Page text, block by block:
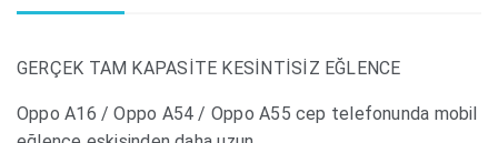
GERÇEK TAM KAPASİTE KESİNTİSİZ EĞLENCE
Oppo A16 / Oppo A54 / Oppo A55 cep telefonunda mobil